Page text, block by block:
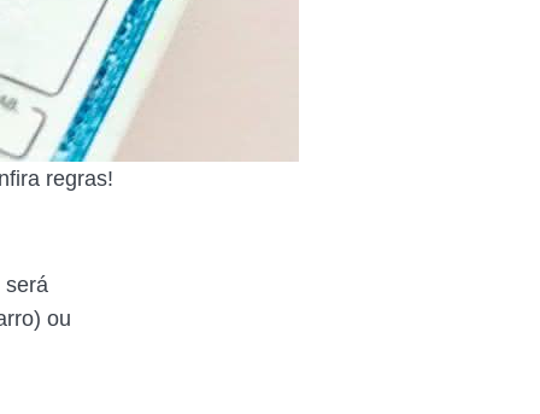
regras!
será
ou